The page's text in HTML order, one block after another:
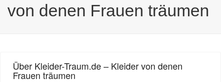
von denen Frauen träumen
Über Kleider-Traum.de – Kleider von denen
Frauen träumen